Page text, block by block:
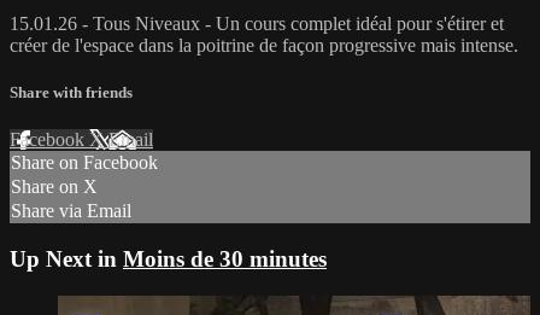
15.01.26 - Tous Niveaux - Un cours complet idéal pour s'étirer et
créer de l'espace dans la poitrine de façon progressive mais intense.
Share with friends
Facebook XEmail
Share on Facebook
Share on X
Share via Email
Up Next in Moins de 30 minutes